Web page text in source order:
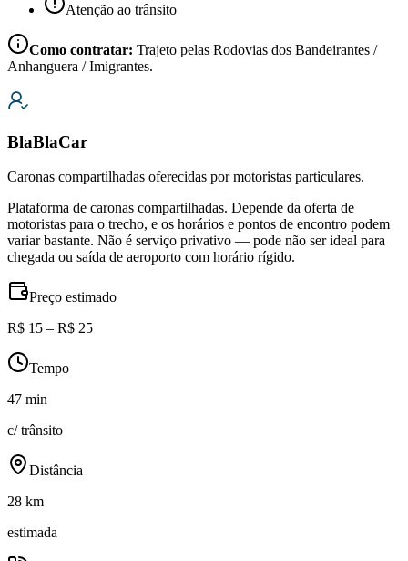
Atenção ao trânsito
Como contratar: Trajeto pelas Rodovias dos Bandeirantes /
Anhanguera / Imigrantes.
BlaBlaCar
Caronas compartilhadas oferecidas por motoristas particulares.
Plataforma de caronas compartilhadas. Depende da oferta de
motoristas para o trecho, e os horários e pontos de encontro podem
variar bastante. Não é serviço privativo — pode não ser ideal para
chegada ou saída de aeroporto com horário rígido.
Preço estimado
R$ 15 – R$ 25
Tempo
47 min
c/ trânsito
Distância
28 km
estimada